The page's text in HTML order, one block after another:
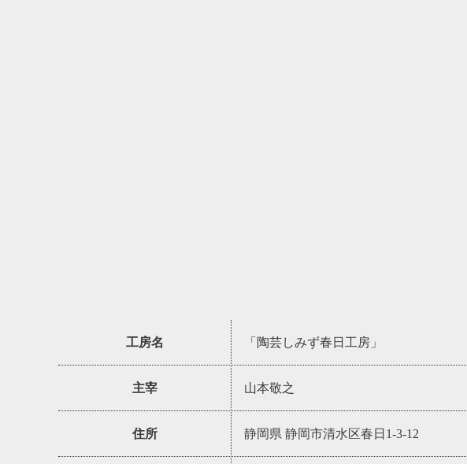
工房名 「陶芸しみず春日工房」
主宰 山本敬之
住所 静岡県 静岡市清水区春日1-3-12